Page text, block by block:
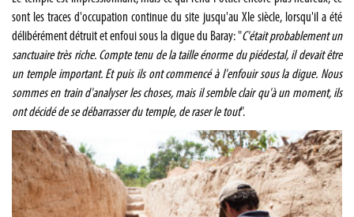
sont les traces d'occupation continue du site jusqu'au XIe siècle, lorsqu'il a été
délibérément détruit et enfoui sous la digue du Baray: "C'était probablement un
sanctuaire très riche. Compte tenu de la taille énorme du piédestal, il devait être
un temple important. Et puis ils ont commencé à l'enfouir sous la digue. Nous
sommes en train d'analyser les choses, mais il semble clair qu'à un moment, ils
ont décidé de se débarrasser du temple, de raser le tout".